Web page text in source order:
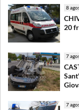
8
20
7
7